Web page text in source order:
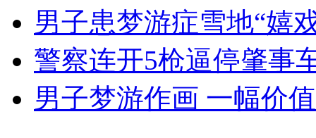
女孩北京地铁殴打老人 痛下狠手拳打脚踢
无痛分娩是否安全 医生回应
男子患梦游症雪地“嬉
警察连开5枪逼停肇事
男子梦游作画 一幅价